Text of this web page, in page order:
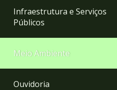
Infraestrutura e Serviços
Públicos
Meio Ambiente
Ouvidoria